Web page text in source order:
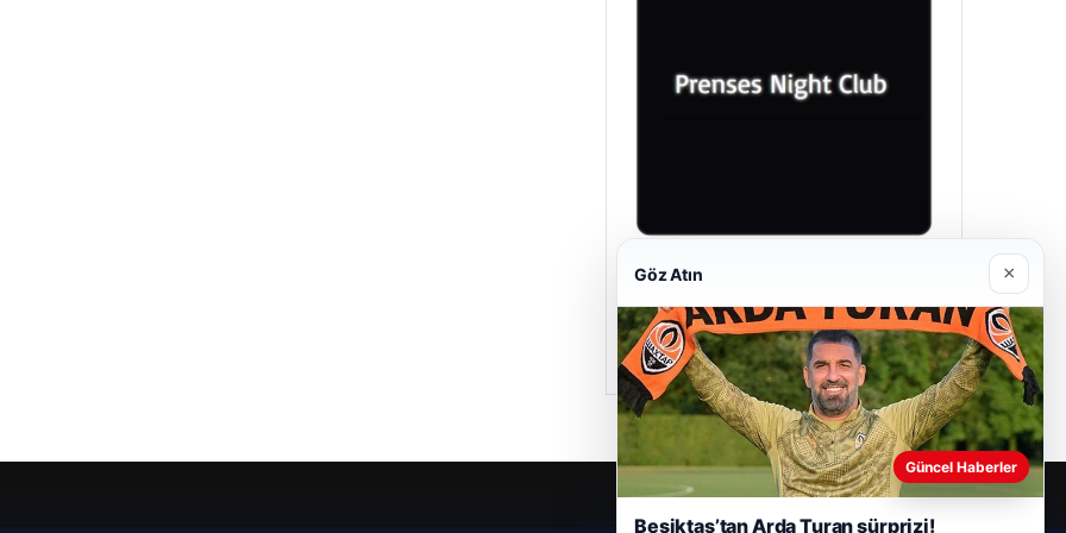
Prenses Night Club
29/04/2026
Göz Atın ×
Güncel Haberler
Beşiktaş’tan Arda Turan sürprizi!